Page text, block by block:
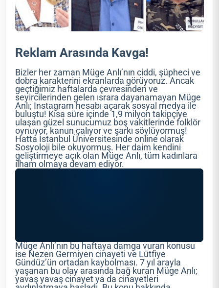
Reklam Arasında Kavga!
Bizler her zaman Müge Anlı’nın ciddi, şüpheci ve
dobra karakterini ekranlarda görüyoruz. Ancak
geçtiğimiz haftalarda çevresinden ve
seyircilerinden gelen ısrara dayanamayan Müge
Anlı; Instagram hesabı açarak sosyal medya ile
buluştu! Kısa süre içinde 1,9 milyon takipçiye
ulaşan güzel sunucumuz boş vakitlerinde folklör
oynuyor, kanun çalıyor ve şarkı söylüyormuş!
Hatta İstanbul Üniversitesinde online olarak
Sosyoloji bile okuyormuş. Her daim kendini
geliştirmeye açık olan Müge Anlı, tüm kadınlara
ilham olmaya devam ediyor.
Müge Anlı’nın bu haftaya damga vuran konusu
ise Nezen Germiyen cinayeti ve Lütfiye
Gündüz’ün ortadan kaybolması. 7 yıl arayla
yaşanan bu olay arasında bağ kuran Müge Anlı;
yavaş yavaş cinayet ya da cinayetleri